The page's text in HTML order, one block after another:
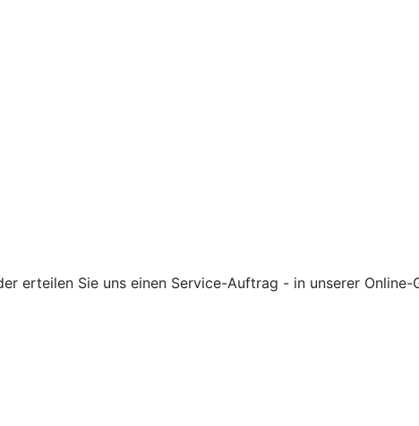
erteilen Sie uns einen Service-Auftrag - in unserer Online-